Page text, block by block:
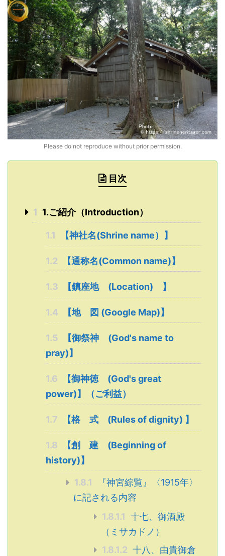
Please do not reproduce without prior permission.
目次
1 1.ご紹介（Introduction）
1.1 【神社名(Shrine name）】
1.2 【通称名(Common name)】
1.3 【鎮座地 (Location) 】
1.4 【地 図 (Google Map)】
1.5
【御祭神 (God's name to
pray)】
1.6
【御神徳 (God's great
power)】（ご利益）
1.7 【格 式 (Rules of dignity) 】
1.8
【創 建 (Beginning of
history)】
1.8.1
『神宮綜覧』〈1915年〉
に記される内容
1.8.1.1
十七、御酒殿
（ミサカドノ）
1.8.1.2 十八、由貴御倉